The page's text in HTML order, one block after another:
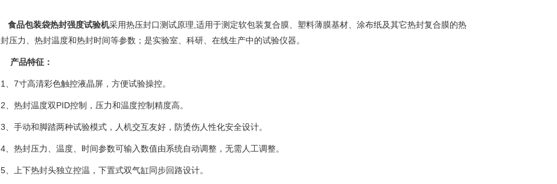
食品包装袋热封强度试验机采用热压封口测试原理,适用于测定软包装复合膜、塑料薄膜基材、涂布纸及其它热封复合膜的热
封压力、热封温度和热封时间等参数；是实验室、科研、在线生产中的试验仪器。
产品特征：
1、7寸高清彩色触控液晶屏，方便试验操控。
2、热封温度双PID控制，压力和温度控制精度高。
3、手动和脚踏两种试验模式，人机交互友好，防烫伤人性化安全设计。
4、热封压力、温度、时间参数可输入数值由系统自动调整，无需人工调整。
5、上下热封头独立控温，下置式双气缸同步回路设计。